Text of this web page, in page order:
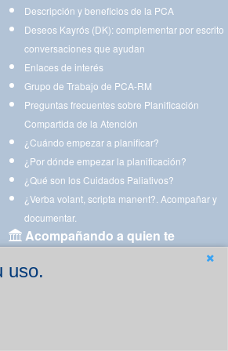
uso.
Descripción y beneficios de la PCA
Deseos Kayrós (DK): complementar por escrito
conversaciones que ayudan
Enlaces de interés
Grupo de Trabajo de PCA-RM
Preguntas frecuentes sobre Planificación
Compartida de la Atención
¿Cuándo empezar a planificar?
¿Por dónde empezar la planificación?
¿Qué son los Cuidados Paliativos?
¿Verba volant, scripta manent?. Acompañar y
documentar.
Acompañando a quien te
Aplicaciones para descargar